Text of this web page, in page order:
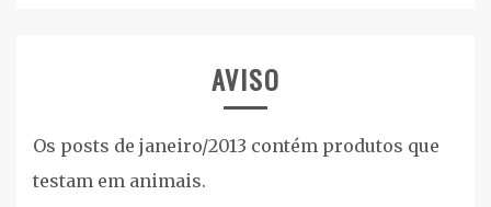
AVISO
Os posts de janeiro/2013 contém produtos que
testam em animais.